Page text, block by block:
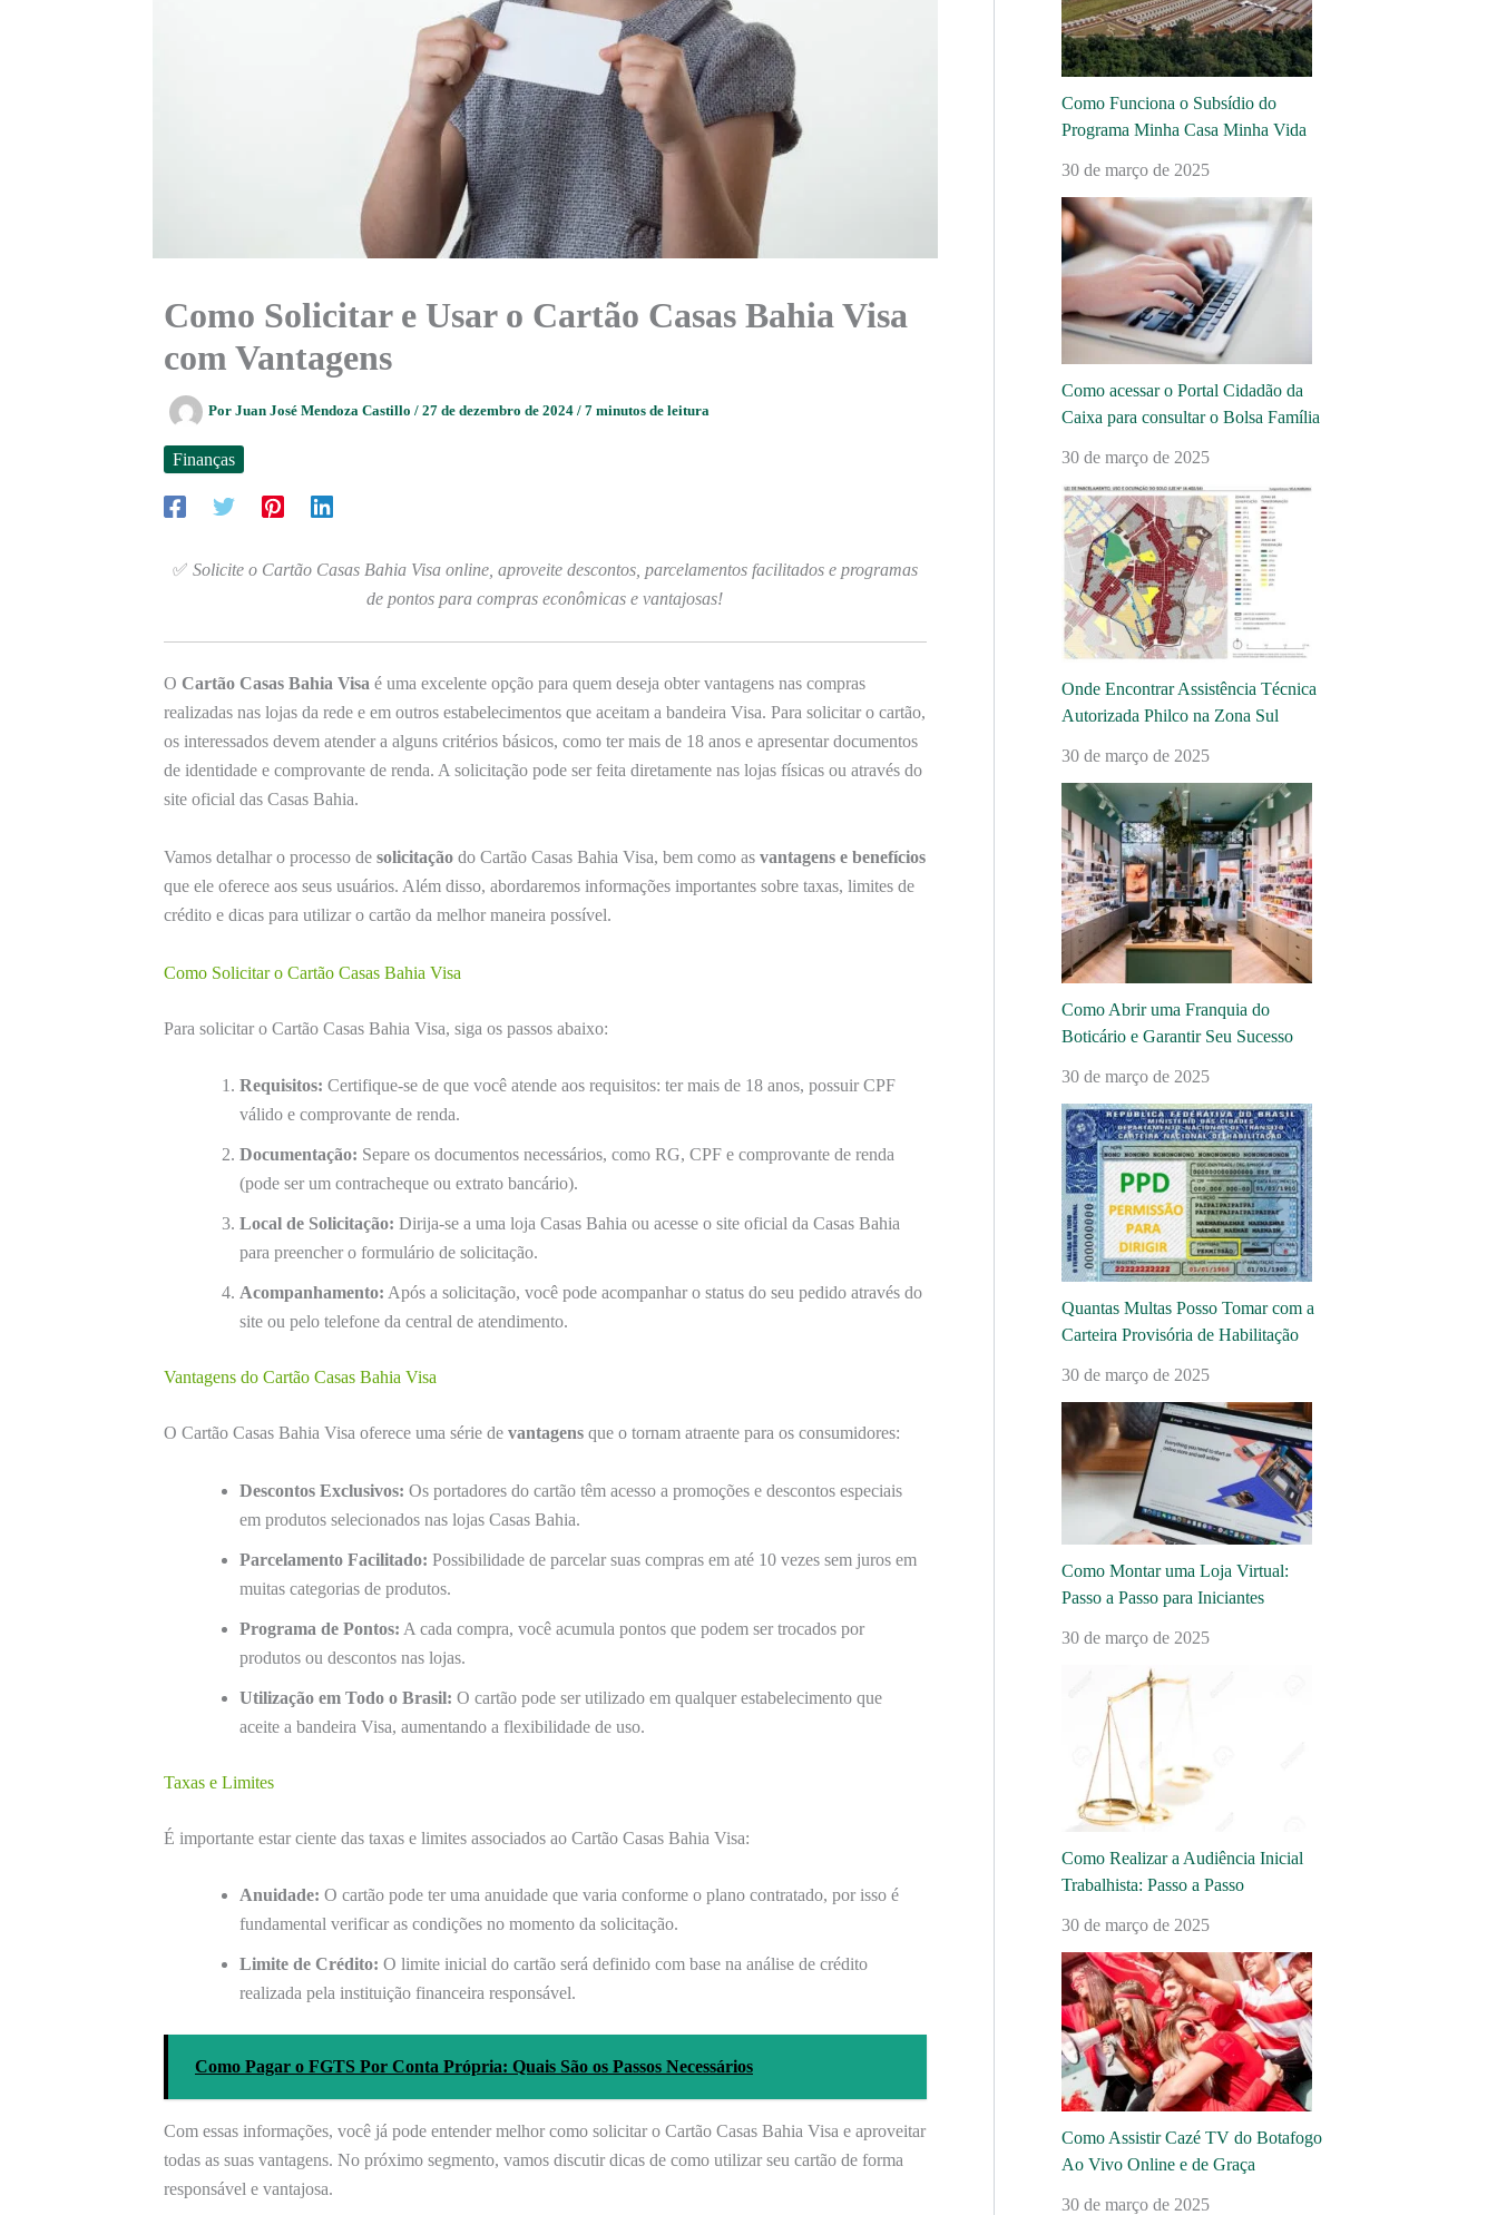
Como Solicitar e Usar o Cartão Casas Bahia Visa
com Vantagens
Por Juan José Mendoza Castillo / 27 de dezembro de 2024 / 7 minutos de leitura
Finanças
✅ Solicite o Cartão Casas Bahia Visa online, aproveite descontos, parcelamentos facilitados e programas
de pontos para compras econômicas e vantajosas!
O Cartão Casas Bahia Visa é uma excelente opção para quem deseja obter vantagens nas compras
realizadas nas lojas da rede e em outros estabelecimentos que aceitam a bandeira Visa. Para solicitar o cartão,
os interessados devem atender a alguns critérios básicos, como ter mais de 18 anos e apresentar documentos
de identidade e comprovante de renda. A solicitação pode ser feita diretamente nas lojas físicas ou através do
site oficial das Casas Bahia.
Vamos detalhar o processo de solicitação do Cartão Casas Bahia Visa, bem como as vantagens e benefícios
que ele oferece aos seus usuários. Além disso, abordaremos informações importantes sobre taxas, limites de
crédito e dicas para utilizar o cartão da melhor maneira possível.
Como Solicitar o Cartão Casas Bahia Visa
Para solicitar o Cartão Casas Bahia Visa, siga os passos abaixo:
Requisitos: Certifique-se de que você atende aos requisitos: ter mais de 18 anos, possuir CPF
válido e comprovante de renda.
Documentação: Separe os documentos necessários, como RG, CPF e comprovante de renda
(pode ser um contracheque ou extrato bancário).
Local de Solicitação: Dirija-se a uma loja Casas Bahia ou acesse o site oficial da Casas Bahia
para preencher o formulário de solicitação.
Acompanhamento: Após a solicitação, você pode acompanhar o status do seu pedido através do
site ou pelo telefone da central de atendimento.
Vantagens do Cartão Casas Bahia Visa
O Cartão Casas Bahia Visa oferece uma série de vantagens que o tornam atraente para os consumidores:
Descontos Exclusivos: Os portadores do cartão têm acesso a promoções e descontos especiais
em produtos selecionados nas lojas Casas Bahia.
Parcelamento Facilitado: Possibilidade de parcelar suas compras em até 10 vezes sem juros em
muitas categorias de produtos.
Programa de Pontos: A cada compra, você acumula pontos que podem ser trocados por
produtos ou descontos nas lojas.
Utilização em Todo o Brasil: O cartão pode ser utilizado em qualquer estabelecimento que
aceite a bandeira Visa, aumentando a flexibilidade de uso.
Taxas e Limites
É importante estar ciente das taxas e limites associados ao Cartão Casas Bahia Visa:
Anuidade: O cartão pode ter uma anuidade que varia conforme o plano contratado, por isso é
fundamental verificar as condições no momento da solicitação.
Limite de Crédito: O limite inicial do cartão será definido com base na análise de crédito
realizada pela instituição financeira responsável.
Como Pagar o FGTS Por Conta Própria: Quais São os Passos Necessários
Com essas informações, você já pode entender melhor como solicitar o Cartão Casas Bahia Visa e aproveitar
todas as suas vantagens. No próximo segmento, vamos discutir dicas de como utilizar seu cartão de forma
responsável e vantajosa.
Como Funciona o Subsídio do
Programa Minha Casa Minha Vida
30 de março de 2025
Como acessar o Portal Cidadão da
Caixa para consultar o Bolsa Família
30 de março de 2025
Onde Encontrar Assistência Técnica
Autorizada Philco na Zona Sul
30 de março de 2025
Como Abrir uma Franquia do
Boticário e Garantir Seu Sucesso
30 de março de 2025
Quantas Multas Posso Tomar com a
Carteira Provisória de Habilitação
30 de março de 2025
Como Montar uma Loja Virtual:
Passo a Passo para Iniciantes
30 de março de 2025
Como Realizar a Audiência Inicial
Trabalhista: Passo a Passo
30 de março de 2025
Como Assistir Cazé TV do Botafogo
Ao Vivo Online e de Graça
30 de março de 2025